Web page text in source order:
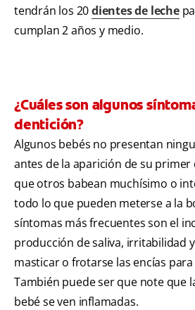
tendrán los 20dientes de leche
cumplan 2 años y medio.
¿Cuáles son algunos
dentición?
Algunos bebés no presentan
antes de la aparición de su
que otros babean muchísimo o
todo lo que pueden meterse a la
síntomas más frecuentes son el
producción de saliva, irritabilidad
masticar o frotarse las encías
También puede ser que note que
bebé se ven inflamadas.